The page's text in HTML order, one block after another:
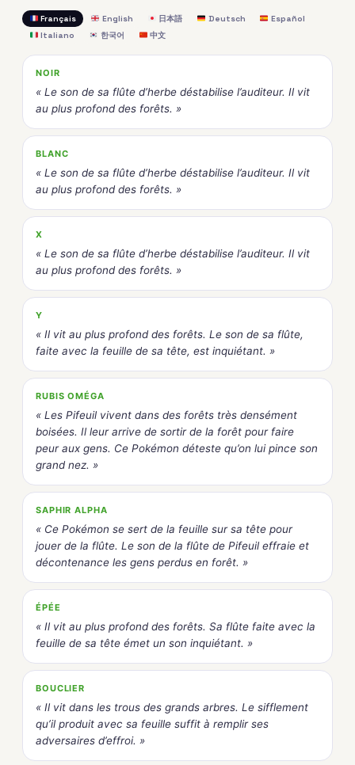
Français English 日本語 Deutsch
Español
Italiano
한국어 中文
NOIR
« Le son de sa flûte d’herbe déstabilise l’auditeur. Il vit
au plus profond des forêts. »
BLANC
« Le son de sa flûte d’herbe déstabilise l’auditeur. Il vit
au plus profond des forêts. »
X
« Le son de sa flûte d’herbe déstabilise l’auditeur. Il vit
au plus profond des forêts. »
Y
« Il vit au plus profond des forêts. Le son de sa flûte,
faite avec la feuille de sa tête, est inquiétant. »
RUBIS OMÉGA
« Les Pifeuil vivent dans des forêts très densément
boisées. Il leur arrive de sortir de la forêt pour faire
peur aux gens. Ce Pokémon déteste qu’on lui pince son
grand nez. »
SAPHIR ALPHA
« Ce Pokémon se sert de la feuille sur sa tête pour
jouer de la flûte. Le son de la flûte de Pifeuil effraie et
décontenance les gens perdus en forêt. »
ÉPÉE
« Il vit au plus profond des forêts. Sa flûte faite avec la
feuille de sa tête émet un son inquiétant. »
BOUCLIER
« Il vit dans les trous des grands arbres. Le sifflement
qu’il produit avec sa feuille suffit à remplir ses
adversaires d’effroi. »